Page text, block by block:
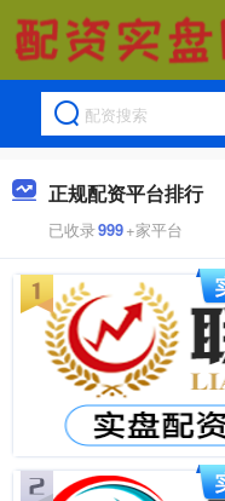
正规配资平台排行
已收录999+家平台